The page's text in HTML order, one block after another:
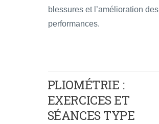
blessures et l’amélioration des
performances.
PLIOMÉTRIE :
EXERCICES ET
SÉANCES TYPE